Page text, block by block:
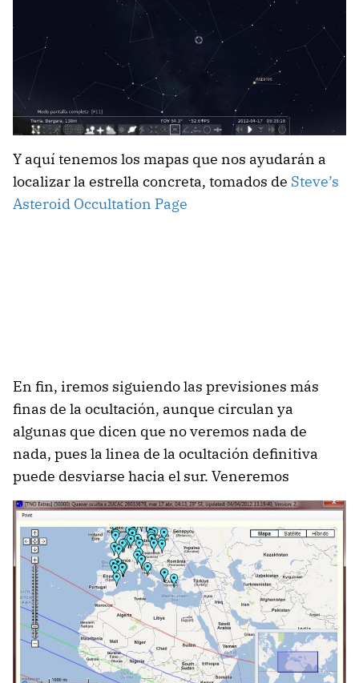
Y aquí tenemos los mapas que nos ayudarán a
localizar la estrella concreta, tomados de Steve’s
Asteroid Occultation Page
En fin, iremos siguiendo las previsiones más
finas de la ocultación, aunque circulan ya
algunas que dicen que no veremos nada de
nada, pues la linea de la ocultación definitiva
puede desviarse hacia el sur. Veneremos